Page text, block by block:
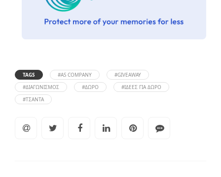
TAGS #AS COMPANY
#GIVEAWAY
#ΔΙΑΓΩΝΙΣΜΌΣ
#ΔΏΡΟ
#ΙΔΈΕΣ ΓΙΑ ΔΏΡΟ
#ΤΣΆΝΤΑ